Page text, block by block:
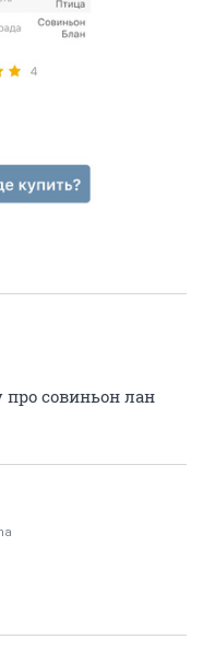
совиньон лан